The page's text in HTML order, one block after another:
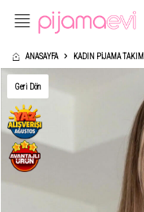
ANASAYFA KADIN PIJAMA TAKIMI
Geri Dön